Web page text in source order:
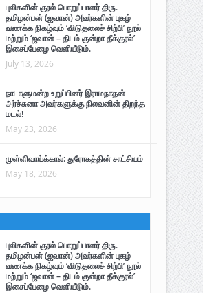
புலிகளின் குரல் பொறுப்பாளர் திரு.
தமிழன்பன் (ஜவான்) அவர்களின் புகழ்
வணக்க நிகழ்வும் ‘விடுதலைச் சிற்பி’ நூல்
மற்றும் ‘ஜவான் – திடம் குன்றா தீக்குரல்’
இசைப்பேழை வெளியீடும்.
July 13, 2026
நாடாளுமன்ற உறுப்பினர் இராமநாதன்
அர்ச்சுனா அவர்களுக்கு நிலவனின் திறந்த
மடல்!
May 23, 2026
முள்ளிவாய்க்கால்: துரோகத்தின் சாட்சியம்
May 18, 2026
புலிகளின் குரல் பொறுப்பாளர் திரு.
தமிழன்பன் (ஜவான்) அவர்களின் புகழ்
வணக்க நிகழ்வும் ‘விடுதலைச் சிற்பி’ நூல்
மற்றும் ‘ஜவான் – திடம் குன்றா தீக்குரல்’
இசைப்பேழை வெளியீடும்.